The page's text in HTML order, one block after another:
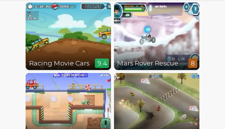
Racing Movie Cars 9.4 Mars Rover Rescue 8